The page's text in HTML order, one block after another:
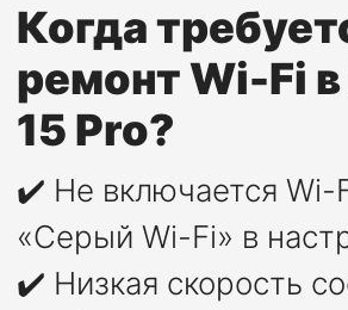
Когда
ремонт Wi-Fi
15 Pro?
✔️ Не включается Wi-
«Серый Wi-Fi» в
✔️ Низкая скорость